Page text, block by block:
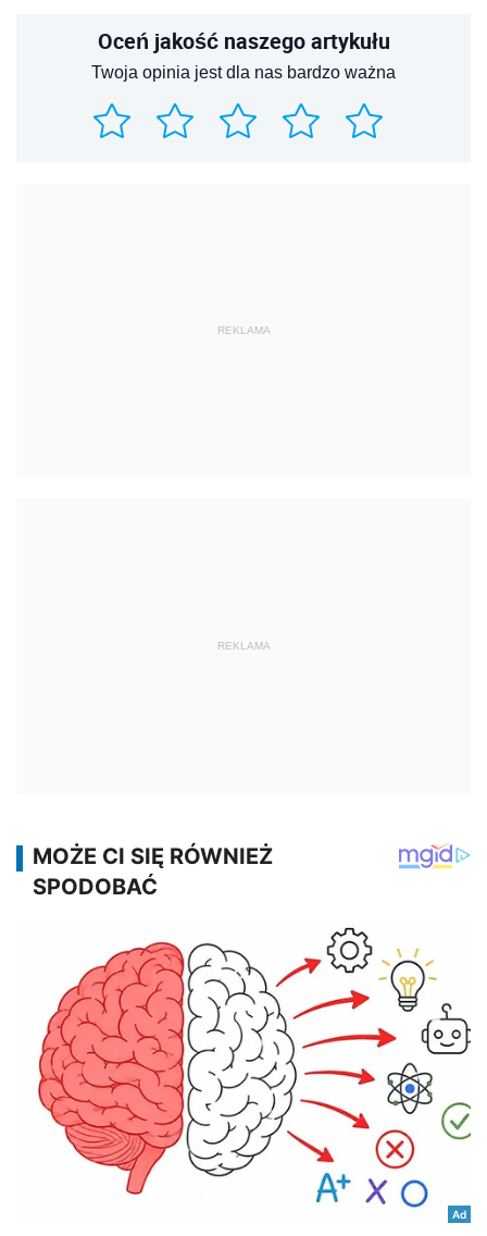
Oceń jakość naszego artykułu
Twoja opinia jest dla nas bardzo ważna
REKLAMA
REKLAMA